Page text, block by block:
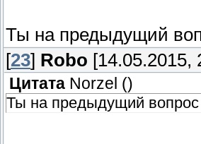
Ты на предыдущий
[23] Robo [14.05.2015,
Цитата Norzel ()
Ты на предыдущий вопрос